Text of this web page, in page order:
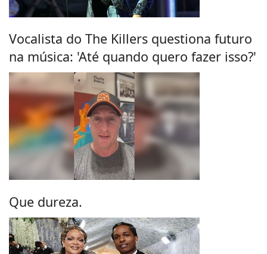
Vocalista do The Killers questiona futuro
na música: 'Até quando quero fazer isso?'
Que dureza.